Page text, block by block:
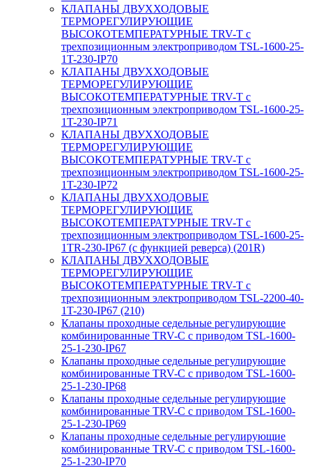
КЛАПАНЫ ДВУХХОДОВЫЕ
ТЕРМОРЕГУЛИРУЮЩИЕ
ВЫСОКОТЕМПЕРАТУРНЫЕ TRV-T с
трехпозиционным электроприводом TSL-1600-25-
1T-230-IP70
КЛАПАНЫ ДВУХХОДОВЫЕ
ТЕРМОРЕГУЛИРУЮЩИЕ
ВЫСОКОТЕМПЕРАТУРНЫЕ TRV-T с
трехпозиционным электроприводом TSL-1600-25-
1T-230-IP71
КЛАПАНЫ ДВУХХОДОВЫЕ
ТЕРМОРЕГУЛИРУЮЩИЕ
ВЫСОКОТЕМПЕРАТУРНЫЕ TRV-T с
трехпозиционным электроприводом TSL-1600-25-
1T-230-IP72
КЛАПАНЫ ДВУХХОДОВЫЕ
ТЕРМОРЕГУЛИРУЮЩИЕ
ВЫСОКОТЕМПЕРАТУРНЫЕ TRV-T с
трехпозиционным электроприводом TSL-1600-25-
1TR-230-IP67 (с функцией реверса) (201R)
КЛАПАНЫ ДВУХХОДОВЫЕ
ТЕРМОРЕГУЛИРУЮЩИЕ
ВЫСОКОТЕМПЕРАТУРНЫЕ TRV-T с
трехпозиционным электроприводом TSL-2200-40-
1T-230-IP67 (210)
Клапаны проходные седельные регулирующие
комбинированные TRV-С с приводом TSL-1600-
25-1-230-IP67
Клапаны проходные седельные регулирующие
комбинированные TRV-С с приводом TSL-1600-
25-1-230-IP68
Клапаны проходные седельные регулирующие
комбинированные TRV-С с приводом TSL-1600-
25-1-230-IP69
Клапаны проходные седельные регулирующие
комбинированные TRV-С с приводом TSL-1600-
25-1-230-IP70